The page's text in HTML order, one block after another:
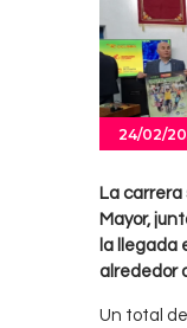
24/02/
La carrera
Mayor,
la llegada
alrededor
Un total